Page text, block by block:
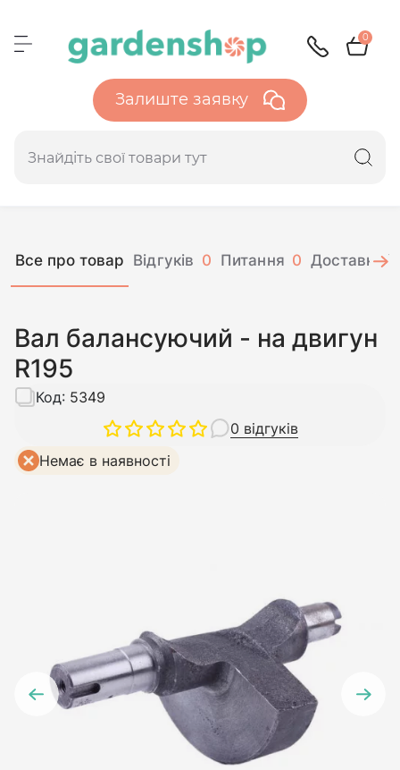
0
Залиште заявку
Все про товар Відгуків 0 Питання 0 Доставка і
Вал балансуючий - на двигун
R195
0 відгуків
Код: 5349
Немає в наявності